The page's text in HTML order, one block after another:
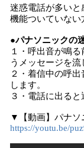
迷惑電話が多いと
機能ついていない
●パナソニックの
１・呼出音が鳴
うメッセージを流
２・着信中の呼
します。
３・電話に出ると
▼【動画】パナソ
https://youtu.be/